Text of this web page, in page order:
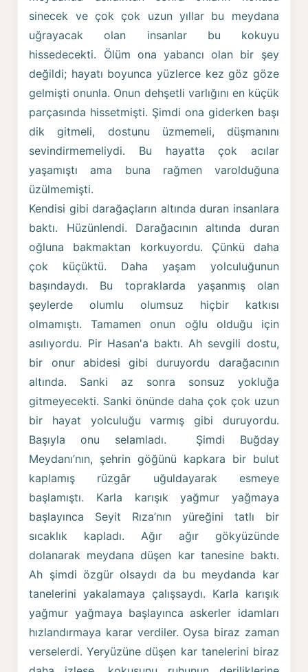
sinecek ve çok çok uzun yıllar bu meydana
uğrayacak olan insanlar bu kokuyu
hissedecekti. Ölüm ona yabancı olan bir şey
değildi; hayatı boyunca yüzlerce kez göz göze
gelmişti onunla. Onun dehşetli varlığını en küçük
parçasında hissetmişti. Şimdi ona giderken başı
dik gitmeli, dostunu üzmemeli, düşmanını
sevindirmemeliydi. Bu hayatta çok acılar
yaşamıştı ama buna rağmen varolduğuna
üzülmemişti.
Kendisi gibi darağaçların altında duran insanlara
baktı. Hüzünlendi. Darağacının altında duran
oğluna bakmaktan korkuyordu. Çünkü daha
çok küçüktü. Daha yaşam yolculuğunun
başındaydı. Bu topraklarda yaşanmış olan
şeylerde olumlu olumsuz hiçbir katkısı
olmamıştı. Tamamen onun oğlu olduğu için
asılıyordu. Pir Hasan'a baktı. Ah sevgili dostu,
bir onur abidesi gibi duruyordu darağacının
altında. Sanki az sonra sonsuz yokluğa
gitmeyecekti. Sanki önünde daha çok çok uzun
bir hayat yolculuğu varmış gibi duruyordu.
Başıyla onu selamladı. Şimdi Buğday
Meydanı’nın, şehrin göğünü kapkara bir bulut
kaplamış rüzgâr uğuldayarak esmeye
başlamıştı. Karla karışık yağmur yağmaya
başlayınca Seyit Rıza’nın yüreğini tatlı bir
sıcaklık kapladı. Ağır ağır gökyüzünde
dolanarak meydana düşen kar tanesine baktı.
Ah şimdi özgür olsaydı da bu meydanda kar
tanelerini yakalamaya çalışsaydı. Karla karışık
yağmur yağmaya başlayınca askerler idamları
hızlandırmaya karar verdiler. Oysa biraz zaman
verselerdi. Yeryüzüne düşen kar tanelerini biraz